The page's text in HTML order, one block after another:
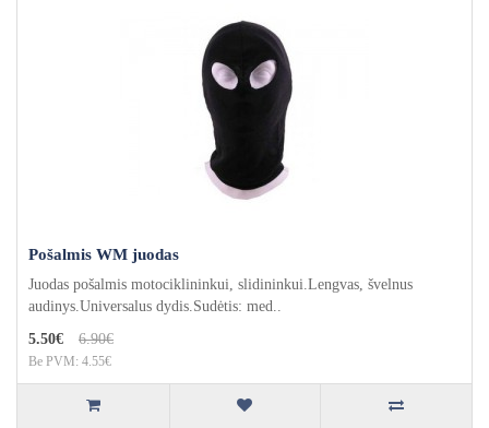
Pošalmis WM juodas
Juodas pošalmis motociklininkui, slidininkui.Lengvas, švelnus
audinys.Universalus dydis.Sudėtis: med..
5.50€
6.90€
Be PVM: 4.55€